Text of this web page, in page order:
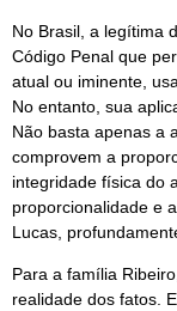
No Brasil, a legítima
Código Penal que
atual ou iminente,
No entanto, sua
Não basta apenas a
comprovem a
integridade física do
proporcionalidade e
Lucas,
Para a família
realidade dos fatos.